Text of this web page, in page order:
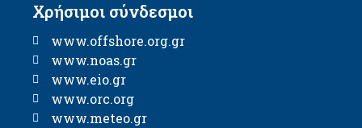
Χρήσιμοι σύνδεσμοι
www.offshore.org.gr
www.noas.gr
www.eio.gr
www.orc.org
www.meteo.gr